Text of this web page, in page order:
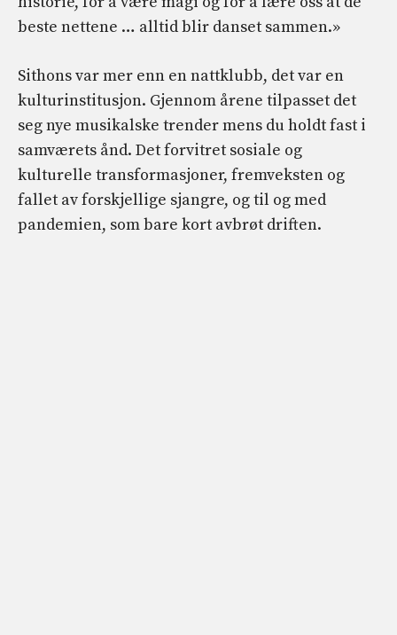
beste nettene … alltid blir danset sammen.»
Sithons var mer enn en nattklubb, det var en
kulturinstitusjon. Gjennom årene tilpasset det
seg nye musikalske trender mens du holdt fast i
samværets ånd. Det forvitret sosiale og
kulturelle transformasjoner, fremveksten og
fallet av forskjellige sjangre, og til og med
pandemien, som bare kort avbrøt driften.